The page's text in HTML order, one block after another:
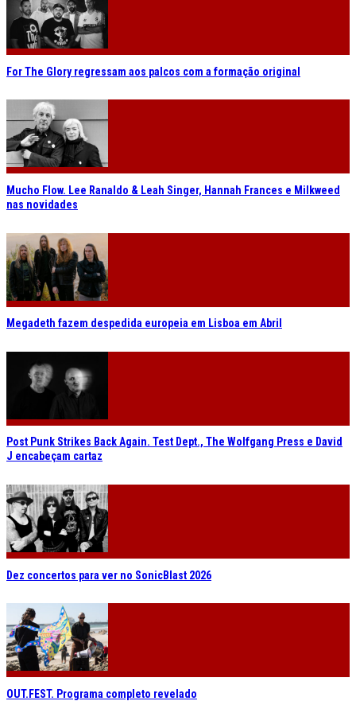
For The Glory regressam aos palcos com a formação original
Mucho Flow. Lee Ranaldo & Leah Singer, Hannah Frances e Milkweed
nas novidades
Megadeth fazem despedida europeia em Lisboa em Abril
Post Punk Strikes Back Again. Test Dept., The Wolfgang Press e David
J encabeçam cartaz
Dez concertos para ver no SonicBlast 2026
OUT.FEST. Programa completo revelado